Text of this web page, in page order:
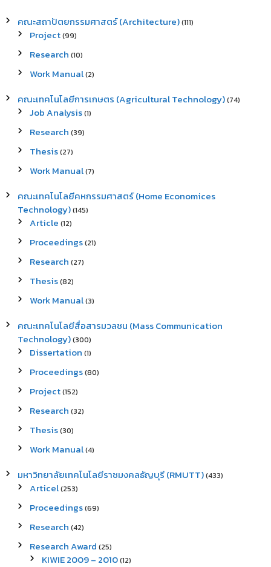
คณะสถาปัตยกรรมศาสตร์ (Architecture)(111)
Project(99)
Research (10)
Work Manual(2)
คณะเทคโนโลยีการเกษตร (Agricultural Technology)(74)
Job Analysis(1)
Research (39)
Thesis(27)
Work Manual(7)
คณะเทคโนโลยีคหกรรมศาสตร์ (Home Economices
Technology)(145)
Article (12)
Proceedings(21)
Research (27)
Thesis(82)
Work Manual(3)
คณะเทคโนโลยีสื่อสารมวลชน (Mass Communication
Technology)(300)
Dissertation (1)
Proceedings(80)
Project(152)
Research (32)
Thesis(30)
Work Manual(4)
มหาวิทยาลัยเทคโนโลยีราชมงคลธัญบุรี (RMUTT)(433)
Articel(253)
Proceedings(69)
Research (42)
Research Award (25)
KIWIE 2009 – 2010(12)